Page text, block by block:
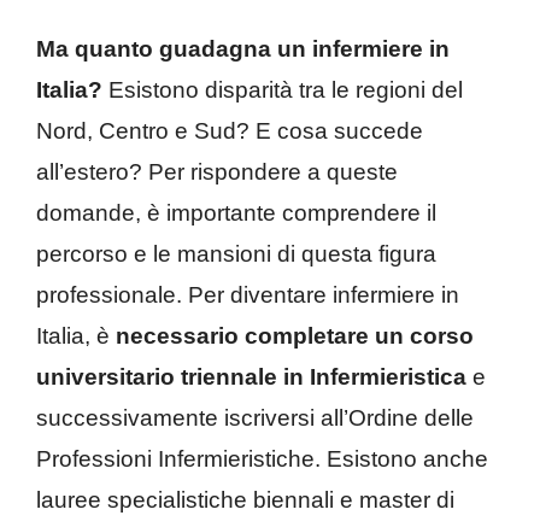
Ma quanto guadagna un infermiere in
Italia? Esistono disparità tra le regioni del
Nord, Centro e Sud? E cosa succede
all’estero? Per rispondere a queste
domande, è importante comprendere il
percorso e le mansioni di questa figura
professionale. Per diventare infermiere in
Italia, è necessario completare un corso
universitario triennale in Infermieristica e
successivamente iscriversi all’Ordine delle
Professioni Infermieristiche. Esistono anche
lauree specialistiche biennali e master di